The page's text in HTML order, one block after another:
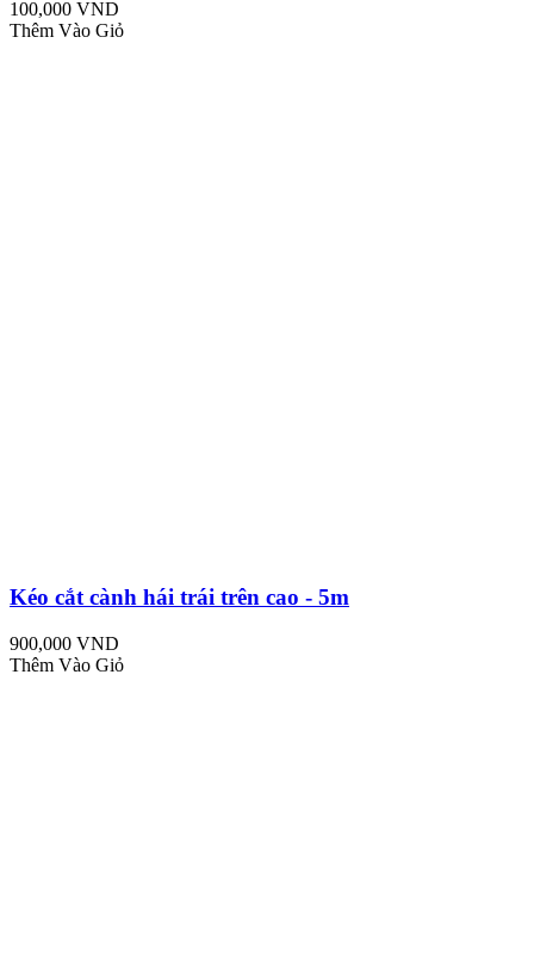
100,000 VND
Thêm Vào Giỏ
Kéo cắt cành hái trái trên cao - 5m
900,000 VND
Thêm Vào Giỏ